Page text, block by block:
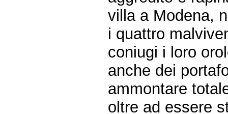
villa a Modena,
i quattro
coniugi i loro
anche dei
ammontare
oltre ad essere